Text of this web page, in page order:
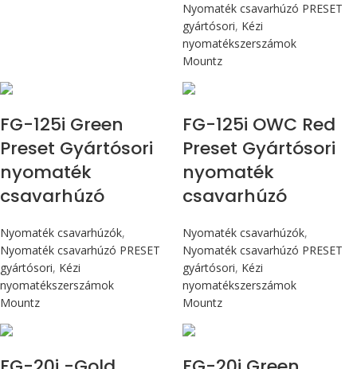
Nyomaték csavarhúzó PRESET
gyártósori, Kézi
nyomatékszerszámok
Mountz
FG-125i Green
Preset Gyártósori
nyomaték
csavarhúzó
Nyomaték csavarhúzók,
Nyomaték csavarhúzó PRESET
gyártósori, Kézi
nyomatékszerszámok
Mountz
FG-125i OWC Red
Preset Gyártósori
nyomaték
csavarhúzó
Nyomaték csavarhúzók,
Nyomaték csavarhúzó PRESET
gyártósori, Kézi
nyomatékszerszámok
Mountz